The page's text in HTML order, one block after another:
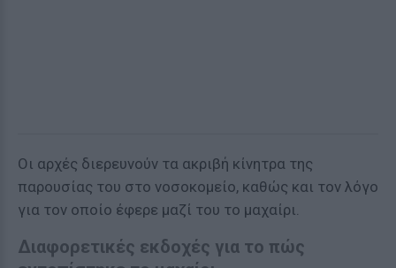
Οι αρχές διερευνούν τα ακριβή κίνητρα της
παρουσίας του στο νοσοκομείο, καθώς και τον λόγο
για τον οποίο έφερε μαζί του το μαχαίρι.
Διαφορετικές εκδοχές για το πώς